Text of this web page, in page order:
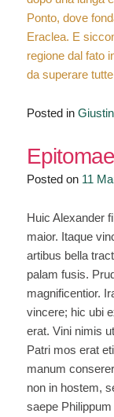
Ponto, dove
Eraclea. E
regione dal fato
da superare
Posted in
Posted on 11
Huic Alexander
maior. Itaque
artibus bella
palam fusis.
magnificentior.
vincere; hic ubi
erat. Vini nimis
Patri mos erat
manum
non in hostem,
saepe